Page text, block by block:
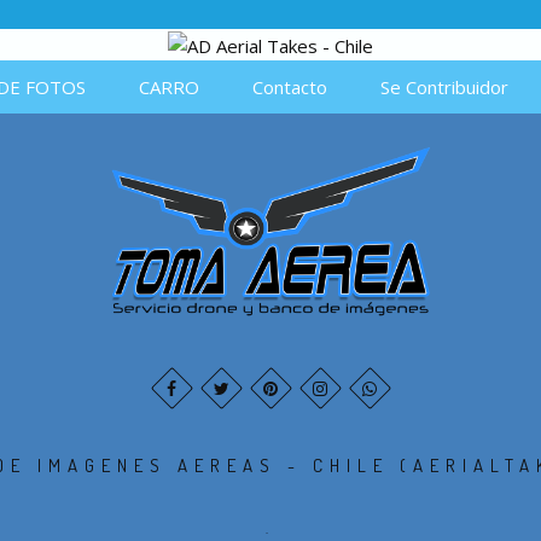
FOTOS CARRO Contacto Se Contribuidor
IMAGENES AEREAS - CHILE
.